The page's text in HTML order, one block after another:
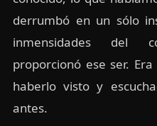
derrumbó en un sólo
inmensidades del
proporcionó ese ser.
haberlo visto y
antes.